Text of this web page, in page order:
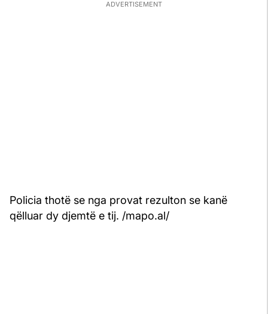
Policia thotë se nga provat rezulton se kanë
qëlluar dy djemtë e tij. /mapo.al/